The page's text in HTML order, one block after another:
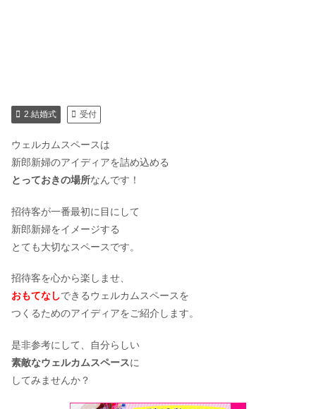
2.結婚式 受付
ウェルカムスペースは
新郎新婦のアイディアを詰め込める
とっておきの場所なんです！
招待客が一番最初に目にして
新郎新婦をイメージする
とても大切なスペースです。
招待客を心から楽しませ、
おもてなしできるウェルカムスペースを
つくるためのアイディアをご紹介します。
是非参考にして、自分らしい
素敵なウェルカムスペースに
してみませんか？